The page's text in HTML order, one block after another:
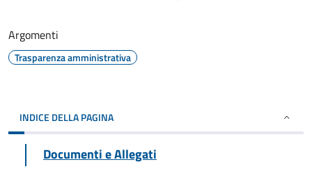
Argomenti
Trasparenza amministrativa
INDICE DELLA PAGINA
Documenti e Allegati